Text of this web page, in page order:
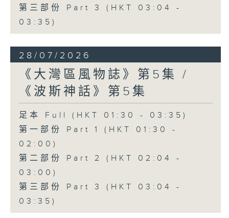
第三部份 Part 3 (HKT 03:04 -
03:35)
28/07/2026
《大灣區風物誌》第5集 /
《波斯神話》第5集
足本 Full (HKT 01:30 - 03:35)
第一部份 Part 1 (HKT 01:30 -
02:00)
第二部份 Part 2 (HKT 02:04 -
03:00)
第三部份 Part 3 (HKT 03:04 -
03:35)